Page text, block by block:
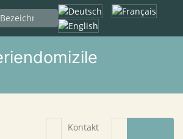
Sprache auswählen
Kontakt